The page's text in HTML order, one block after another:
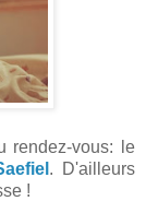
rendez-vous: le
. D'ailleurs
!